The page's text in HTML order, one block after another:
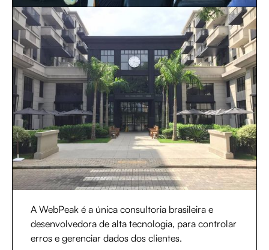
A WebPeak é a única consultoria brasileira e
desenvolvedora de alta tecnologia, para controlar
erros e gerenciar dados dos clientes.